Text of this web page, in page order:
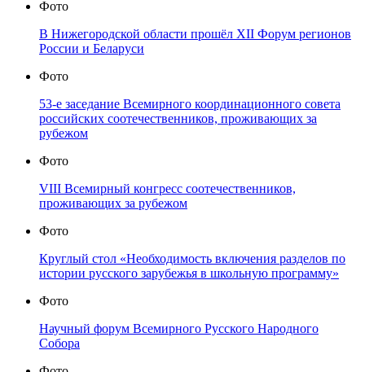
Фото
В Нижегородской области прошёл XII Форум регионов
России и Беларуси
Фото
53-е заседание Всемирного координационного совета
российских соотечественников, проживающих за
рубежом
Фото
VIII Всемирный конгресс соотечественников,
проживающих за рубежом
Фото
Круглый стол «Необходимость включения разделов по
истории русского зарубежья в школьную программу»
Фото
Научный форум Всемирного Русского Народного
Собора